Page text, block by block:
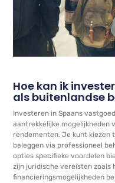
Hoe kan ik
als buitenlandse
Investeren in Spaans
aantrekkelijke mogelijkheden
rendementen. Je kunt kiezen
beleggen via professioneel
opties specifieke voordelen
zijn juridische vereisten zoals
financieringsmogelijkheden